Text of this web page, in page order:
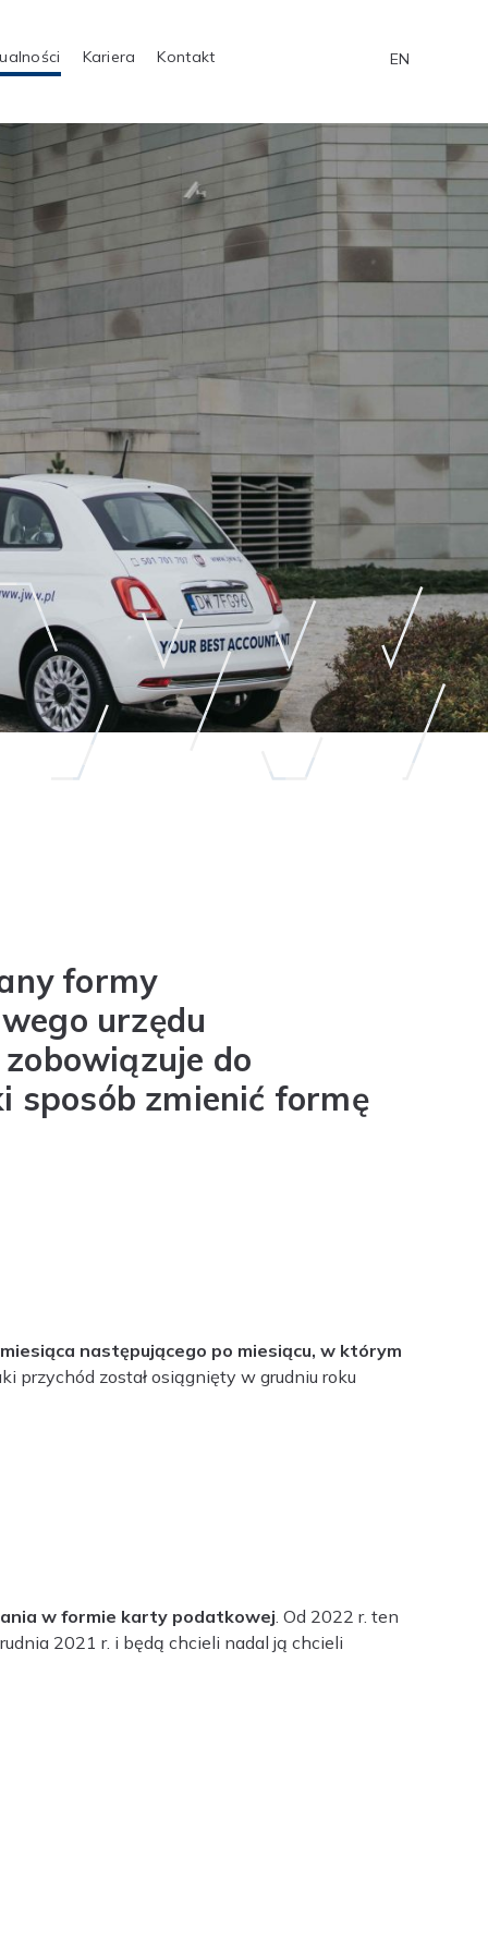
Kariera Kontakt EN
formy
urzędu
do
sposób zmienić formę
następującego po miesiącu, w którym
przychód został osiągnięty w grudniu roku
w formie karty podatkowej. Od 2022 r. ten
2021 r. i będą chcieli nadal ją chcieli